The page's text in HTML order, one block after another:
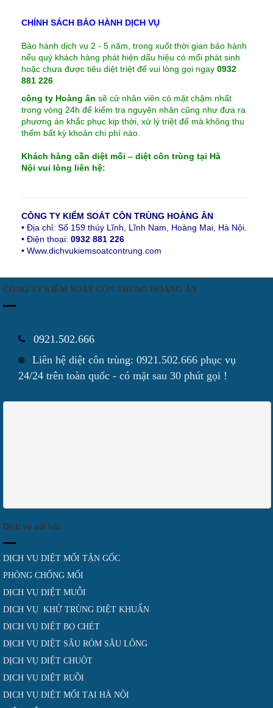
CHÍNH SÁCH BẢO HÀNH DỊCH VỤ
Bảo hành dịch vụ 2 - 5 năm, trong xuốt thời gian bảo hành
nếu quý khách hàng phát hiện dấu hiệu có mối phát sinh
hoặc chưa được tiêu diệt triệt để vui lòng gọi ngay 0932
881 226
công ty Hoàng ân sẽ cử nhân viên có mặt chậm nhất
trong vòng 24h để kiểm tra nguyên nhân cũng như đưa ra
phương án khắc phục kịp thời, xử lý triệt để mà không thu
thếm bất kỳ khoản chi phí nào.
Khách hàng cần diệt mối – diệt côn trùng tại Hà
Nội vui lòng liên hệ:
CÔNG TY KIỂM SOÁT CÔN TRÙNG HOÀNG ÂN
• Địa chỉ: Số 159 thúy Lĩnh, Lĩnh Nam, Hoàng Mai, Hà Nội.
• Điện thoại: 0932 881 226
• Www.dichvukiemsoatcontrung.com
CÔNG TY KIỂM SOÁT CÔN TRÙNG HOÀNG ÂN
0921.502.666
Liên hệ diệt côn trùng: 0921.502.666 phục vụ
24/24 trên toàn quốc - có mặt sau 30 phút gọi !
Dịch vụ nổi bật
DỊCH VỤ DIỆT MỐI TẬN GỐC
PHÒNG CHỐNG MỐI
DỊCH VỤ DIỆT MUỖI
DỊCH VỤ KHỬ TRÙNG DIỆT KHUẨN
DỊCH VỤ DIỆT BỌ CHÉT
DỊCH VỤ DIỆT SÂU RÓM SÂU LÔNG
DỊCH VỤ DIỆT CHUỘT
DỊCH VỤ DIỆT RUỒI
DỊCH VỤ DIỆT MỐI TẠI HÀ NỘI